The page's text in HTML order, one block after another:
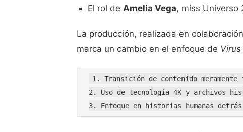
El rol deAmelia Vega, miss Universo
La producción, realizada en
marca un cambio en el enfoque de
1. Transición de contenido
2. Uso de tecnología 4K y archivos